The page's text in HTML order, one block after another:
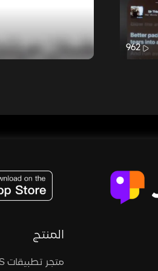
962
المنتج
متجر تطبيقات iOS